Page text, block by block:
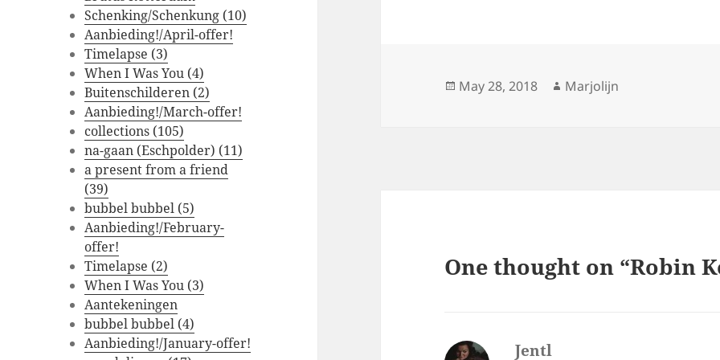
Schenking/Schenkung (10)
Aanbieding!/April-offer!
Timelapse (3)
When I Was You (4)
Buitenschilderen (2)
Aanbieding!/March-offer!
collections (105)
na-gaan (Eschpolder) (11)
a present from a friend
(39)
bubbel bubbel (5)
Aanbieding!/February-
offer!
Timelapse (2)
When I Was You (3)
Aantekeningen
bubbel bubbel (4)
Aanbieding!/January-offer!
Posted
May 28, 2018 Author
Marjolijn
One thought on “Robin
Jentl